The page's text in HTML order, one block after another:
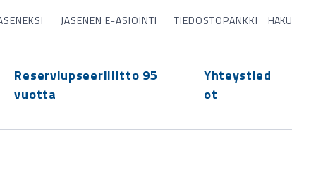
JÄSENEN E-ASIOINTI TIEDOSTOPANKKI HAKU
Reserviupseeriliitto 95
vuotta
Yhteystied
ot